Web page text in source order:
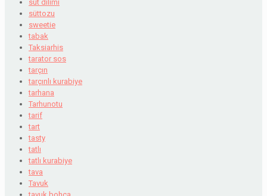
süt dilimi
süttozu
sweetie
tabak
Taksiarhis
tarator sos
tarçın
tarçınlı kurabiye
tarhana
Tarhunotu
tarif
tart
tasty
tatlı
tatlı kurabiye
tava
Tavuk